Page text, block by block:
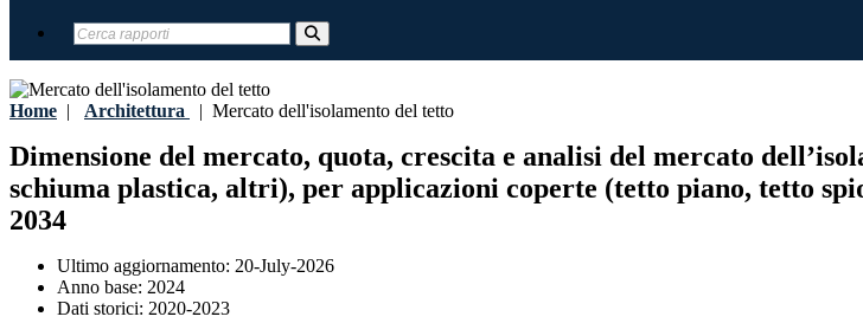
Home | Architettura | Mercato dell'isolamento del tetto
Dimensione del mercato, quota, crescita e analisi del mercato
schiuma plastica, altri), per applicazioni coperte (tetto piano, tetto
2034
Ultimo aggiornamento: 20-July-2026
Anno base: 2024
Dati storici: 2020-2023